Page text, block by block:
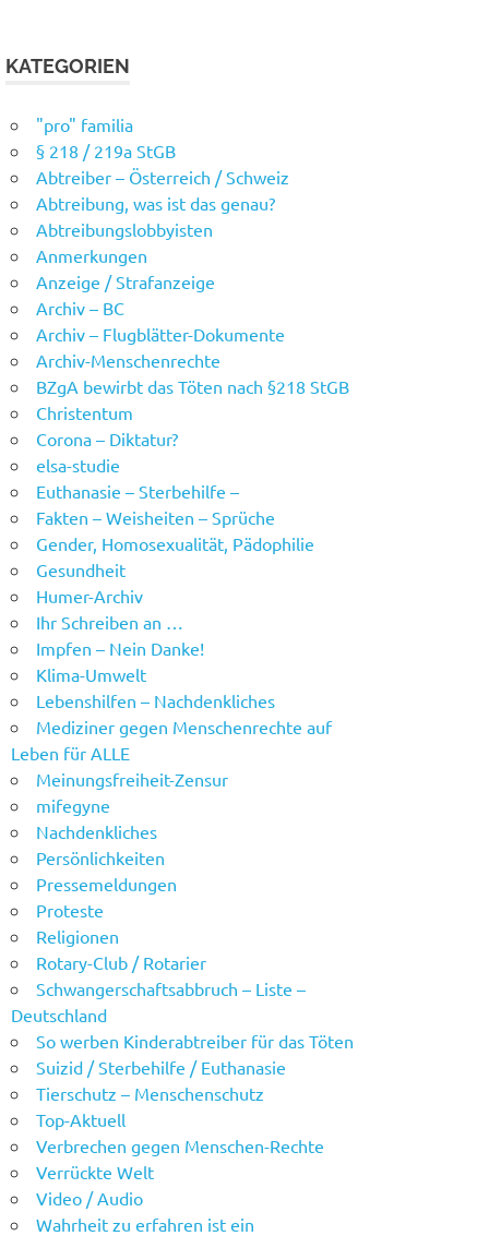
KATEGORIEN
"pro" familia
§ 218 / 219a StGB
Abtreiber – Österreich / Schweiz
Abtreibung, was ist das genau?
Abtreibungslobbyisten
Anmerkungen
Anzeige / Strafanzeige
Archiv – BC
Archiv – Flugblätter-Dokumente
Archiv-Menschenrechte
BZgA bewirbt das Töten nach §218 StGB
Christentum
Corona – Diktatur?
elsa-studie
Euthanasie – Sterbehilfe –
Fakten – Weisheiten – Sprüche
Gender, Homosexualität, Pädophilie
Gesundheit
Humer-Archiv
Ihr Schreiben an …
Impfen – Nein Danke!
Klima-Umwelt
Lebenshilfen – Nachdenkliches
Mediziner gegen Menschenrechte auf
Leben für ALLE
Meinungsfreiheit-Zensur
mifegyne
Nachdenkliches
Persönlichkeiten
Pressemeldungen
Proteste
Religionen
Rotary-Club / Rotarier
Schwangerschaftsabbruch – Liste –
Deutschland
So werben Kinderabtreiber für das Töten
Suizid / Sterbehilfe / Euthanasie
Tierschutz – Menschenschutz
Top-Aktuell
Verbrechen gegen Menschen-Rechte
Verrückte Welt
Video / Audio
Wahrheit zu erfahren ist ein